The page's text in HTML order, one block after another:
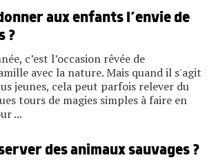
aux enfants l’envie de
?
c’est l’occasion rêvée de
avec la nature. Mais quand il s'agit
jeunes, cela peut parfois relever du
tours de magies simples à faire en
...
des animaux sauvages ?